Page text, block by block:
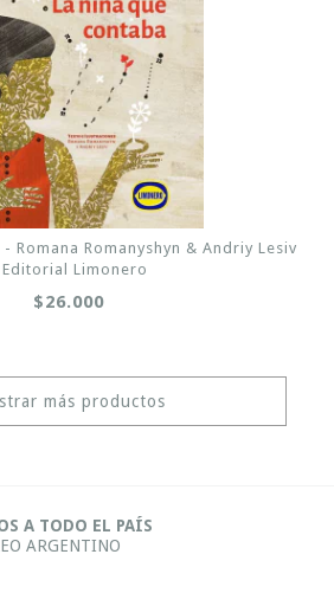
Romana Romanyshyn & Andriy Lesiv
Limonero
$26.000
más productos
A TODO EL PAÍS
ARGENTINO